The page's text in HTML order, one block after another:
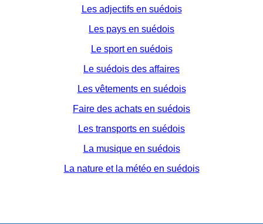
Les adjectifs en suédois
Les pays en suédois
Le sport en suédois
Le suédois des affaires
Les vêtements en suédois
Faire des achats en suédois
Les transports en suédois
La musique en suédois
La nature et la météo en suédois